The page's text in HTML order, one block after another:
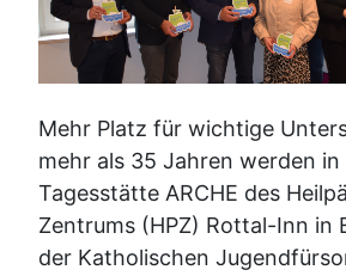
Mehr Platz für wichtige
mehr als 35 Jahren werden in
Tagesstätte ARCHE des
Zentrums (HPZ) Rottal-Inn in
der Katholischen